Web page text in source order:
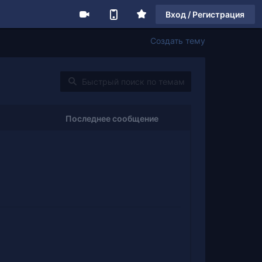
Вход / Регистрация
Создать тему
Последнее сообщение